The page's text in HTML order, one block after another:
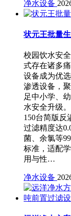
净水设备
状元王批量
校园饮水安
式存在诸多
设备成为优
渗透设备，
足中小学、
水安全升级
150台简版反
过滤精度达
菌、余氯等
标准，适配
用与性…
净水设备